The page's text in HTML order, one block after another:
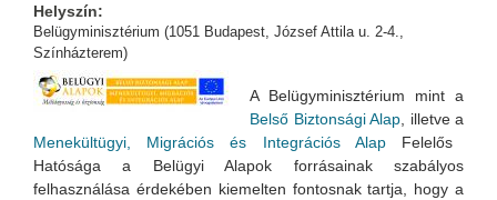
Helyszín:
Belügyminisztérium (1051 Budapest, József Attila u. 2-4.,
Színházterem)
A Belügyminisztérium mint a
Belső Biztonsági Alap , illetve a
Menekültügyi, Migrációs és Integrációs AlapFelelős
Hatósága a Belügyi Alapok forrásainak szabályos
felhasználása érdekében kiemelten fontosnak tartja, hogy a